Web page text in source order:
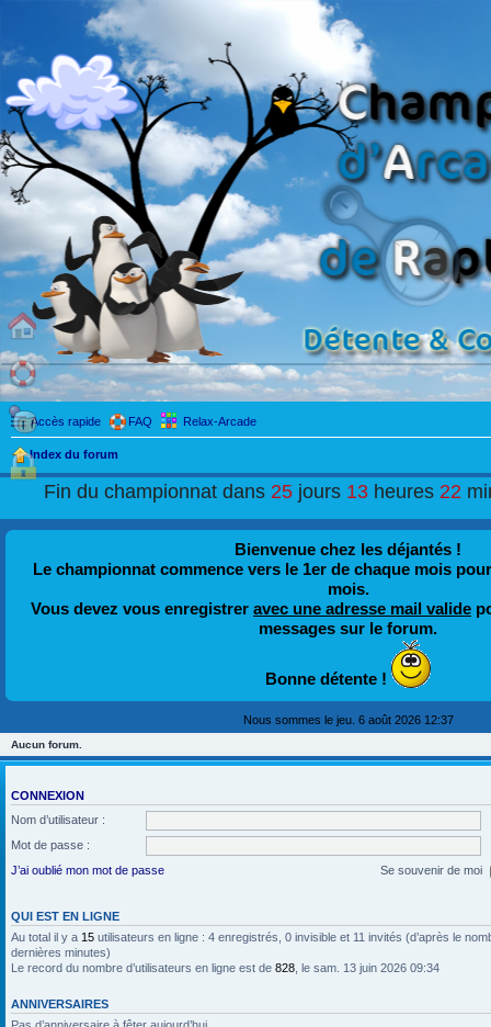
Accès rapide FAQ Relax-Arcade
Index du forum
Fin du championnat dans25 jours13 heures22
Bienvenue chez les déjantés !
Le championnat commence vers le 1er de chaque mois
mois.
Vous devez vous enregistrer avec une adresse mail valide
messages sur le forum.
Bonne détente !
Nous sommes le jeu. 6 août 2026 12:37
Aucun forum.
CONNEXION
Nom d’utilisateur :
Mot de passe :
J’ai oublié mon mot de passe
Se souvenir de moi
QUI EST EN LIGNE
Au total il y a 15 utilisateurs en ligne : 4 enregistrés, 0 invisible et 11 invités (d’après le
dernières minutes)
Le record du nombre d’utilisateurs en ligne est de 828 , le sam. 13 juin 2026 09:34
ANNIVERSAIRES